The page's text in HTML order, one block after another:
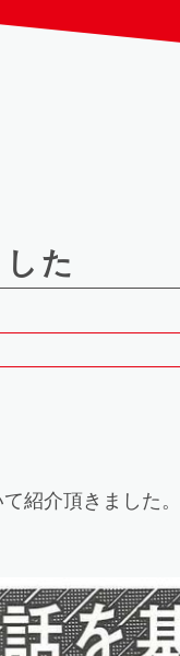
た
紹介頂きました。